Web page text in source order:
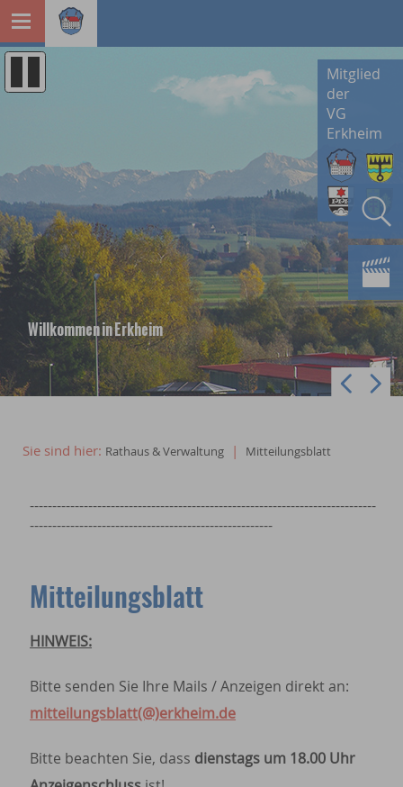
Mitglied
der
VG
Erkheim
Willkommen in Erkheim
Sie sind hier: Rathaus & Verwaltung | Mitteilungsblatt
-----------------------------------------------------------------------------
------------------------------------------------------
Mitteilungsblatt
HINWEIS:
Bitte senden Sie Ihre Mails / Anzeigen direkt an:
mitteilungsblatt(@)erkheim.de
Bitte beachten Sie, dass dienstags um 18.00 Uhr